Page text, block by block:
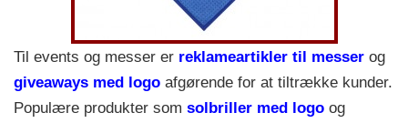
Til events og messer er reklameartikler til messer og
giveaways med logo afgørende for at tiltrække kunder.
Populære produkter som solbriller med logo og